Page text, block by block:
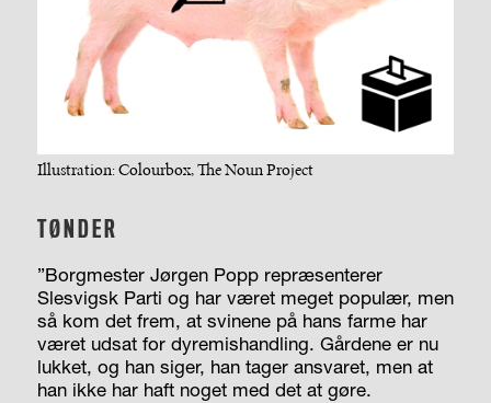
Illustration: Colourbox, The Noun Project
TØNDER
”Borgmester Jørgen Popp repræsenterer
Slesvigsk Parti og har været meget populær, men
så kom det frem, at svinene på hans farme har
været udsat for dyremishandling. Gårdene er nu
lukket, og han siger, han tager ansvaret, men at
han ikke har haft noget med det at gøre.